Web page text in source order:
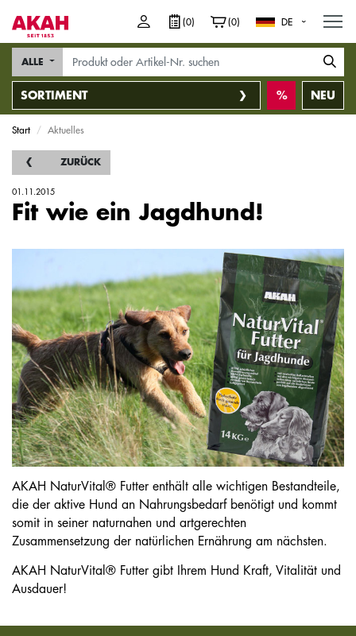
(0) (0) DE
SORTIMENT
ALLE
NEU
Start Aktuelles
ZURÜCK
01.11.2015
Fit wie ein Jagdhund!
AKAH NaturVital® Futter enthält alle wichtigen Bestandteile,
die der aktive Hund an Nahrungsbedarf benötigt und kommt
somit in seiner naturnahen und artgerechten
Zusammensetzung der natürlichen Ernährung am nächsten.
AKAH NaturVital® Futter gibt Ihrem Hund Kraft, Vitalität und
Ausdauer!